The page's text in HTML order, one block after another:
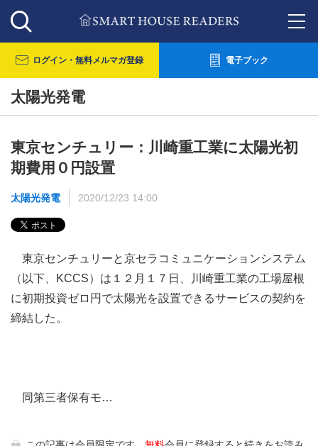
ログイン・ 無料メルマガ登録 電子ブック
太陽光発電
東京センチュリー：川崎重工業に太陽光初
期費用０円設置
太陽光発電 2020/12/23 14:00
東京センチュリーと京セラコミュニケーションシステム
（以下、KCCS）は１２月１７日、川崎重工業の工場屋根
に初期投資ゼロ円で太陽光を設置できるサービスの契約を
締結した。
同第三者保有モ…